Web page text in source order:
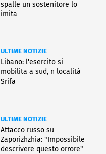
spalle un sostenitore lo
imita
ULTIME NOTIZIE
Libano: l'esercito si
mobilita a sud, n località
Srifa
ULTIME NOTIZIE
Attacco russo su
Zaporizhzhia: "Impossibile
descrivere questo orrore"